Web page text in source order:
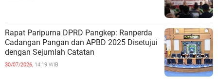
Rapat Paripurna DPRD Pangkep: Ranperda
Cadangan Pangan dan APBD 2025 Disetujui
dengan Sejumlah Catatan
30/07/2026, 14:19 WIB